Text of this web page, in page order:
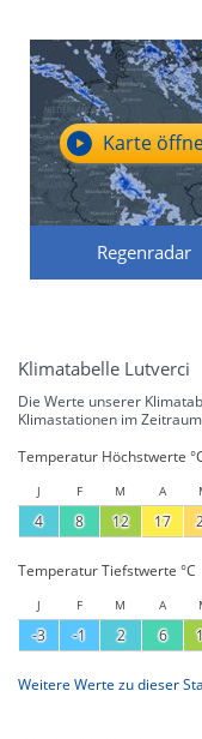
Regenradar
Karte
Klimatabelle Lutverci
Die Werte unserer
Klimastationen im
Temperatur Höchstwerte
J F M A
4 8 12 17
Temperatur Tiefstwerte °C
J F M A
-3 -1 2 6
Weitere Werte zu dieser